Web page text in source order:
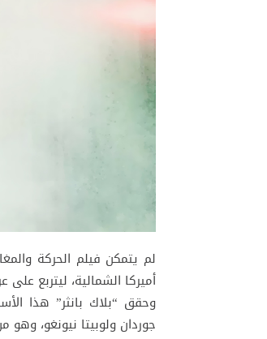
لم يتمكن فيلم الحركة
أميركا الشمالية، ليتربع
جوردان ولوبيتا نيونغو، وهو